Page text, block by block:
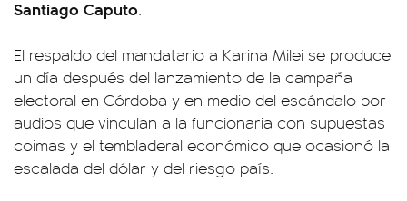
Santiago Caputo.
El respaldo del mandatario a Karina Milei se produce
un día después del lanzamiento de la campaña
electoral en Córdoba y en medio del escándalo por
audios que vinculan a la funcionaria con supuestas
coimas y el tembladeral económico que ocasionó la
escalada del dólar y del riesgo país.